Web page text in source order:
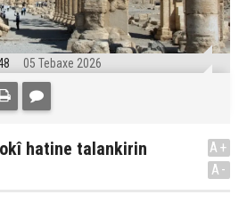
05 Tebaxe 2026
hatine talankirin
A+
A-